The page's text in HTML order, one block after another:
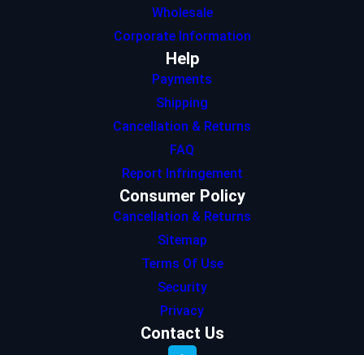
Wholesale
Corporate Information
Help
Payments
Shipping
Cancellation & Returns
FAQ
Report Infringement
Consumer Policy
Cancellation & Returns
Sitemap
Terms Of Use
Security
Privacy
Contact Us